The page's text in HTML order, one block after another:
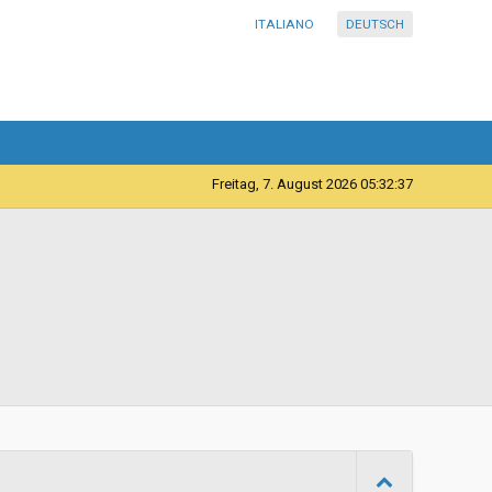
ITALIANO DEUTSCH
Freitag, 7. August 2026 05:32:38